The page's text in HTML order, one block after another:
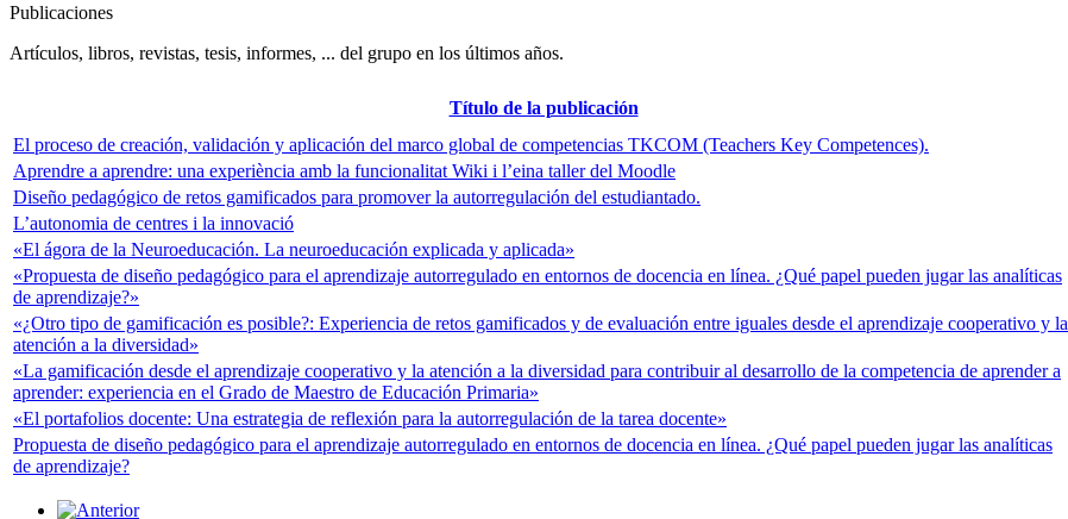
Publicaciones
Artículos, libros, revistas, tesis, informes, ... del grupo en los últimos años.
Título de la publicación
El proceso de creación, validación y aplicación del marco global de competencias TKCOM (Teachers Key Competences).
Aprendre a aprendre: una experiència amb la funcionalitat Wiki i l’eina taller del Moodle
Diseño pedagógico de retos gamificados para promover la autorregulación del estudiantado.
L’autonomia de centres i la innovació
«El ágora de la Neuroeducación. La neuroeducación explicada y aplicada»
«Propuesta de diseño pedagógico para el aprendizaje autorregulado en entornos de docencia en línea. ¿Qué papel pueden jugar las analíticas
de aprendizaje?»
«¿Otro tipo de gamificación es posible?: Experiencia de retos gamificados y de evaluación entre iguales desde el aprendizaje cooperativo y la
atención a la diversidad»
«La gamificación desde el aprendizaje cooperativo y la atención a la diversidad para contribuir al desarrollo de la competencia de aprender a
aprender: experiencia en el Grado de Maestro de Educación Primaria»
«El portafolios docente: Una estrategia de reflexión para la autorregulación de la tarea docente»
Propuesta de diseño pedagógico para el aprendizaje autorregulado en entornos de docencia en línea. ¿Qué papel pueden jugar las analíticas
de aprendizaje?